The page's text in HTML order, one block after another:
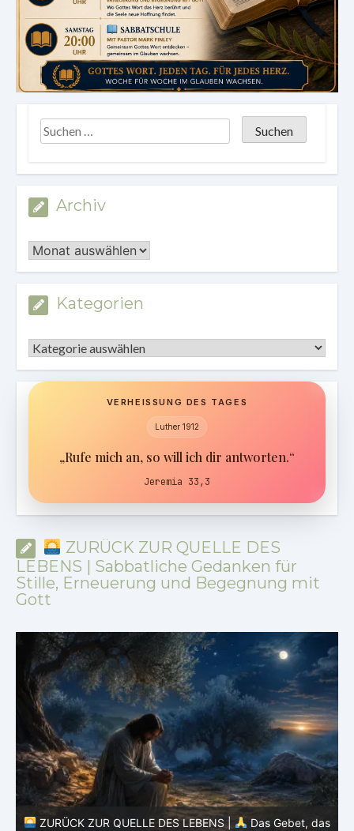
Archiv
Archiv
Kategorien
Kategorien
VERHEISSUNG DES TAGES
Luther 1912
„Rufe mich an, so will ich dir antworten.“
Jeremia 33,3
ZURÜCK ZUR QUELLE DES
LEBENS | Sabbatliche Gedanken für
Stille, Erneuerung und Begegnung mit
Gott
ZURÜCK ZUR QUELLE DES LEBENS |
Das Gebet, das